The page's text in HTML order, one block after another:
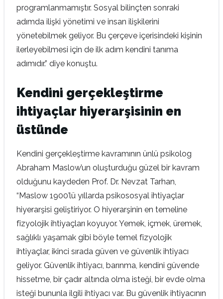
programlanmamıştır. Sosyal bilinçten sonraki
adımda ilişki yönetimi ve insan ilişkilerini
yönetebilmek geliyor. Bu çerçeve içerisindeki kişinin
ilerleyebilmesi için de ilk adım kendini tanıma
adımıdır.” diye konuştu.
Kendini gerçekleştirme
ihtiyaçlar hiyerarşisinin en
üstünde
Kendini gerçekleştirme kavramının ünlü psikolog
Abraham Maslow’un oluşturduğu güzel bir kavram
olduğunu kaydeden Prof. Dr. Nevzat Tarhan,
“Maslow 1900’lü yıllarda psikososyal ihtiyaçlar
hiyerarşisi geliştiriyor. O hiyerarşinin en temeline
fizyolojik ihtiyaçları koyuyor. Yemek, içmek, üremek,
sağlıklı yaşamak gibi böyle temel fizyolojik
ihtiyaçlar, ikinci sırada güven ve güvenlik ihtiyacı
geliyor. Güvenlik ihtiyacı, barınma, kendini güvende
hissetme, bir çadır altında olma isteği, bir evde olma
isteği bununla ilgili ihtiyacı var. Bu güvenlik ihtiyacının